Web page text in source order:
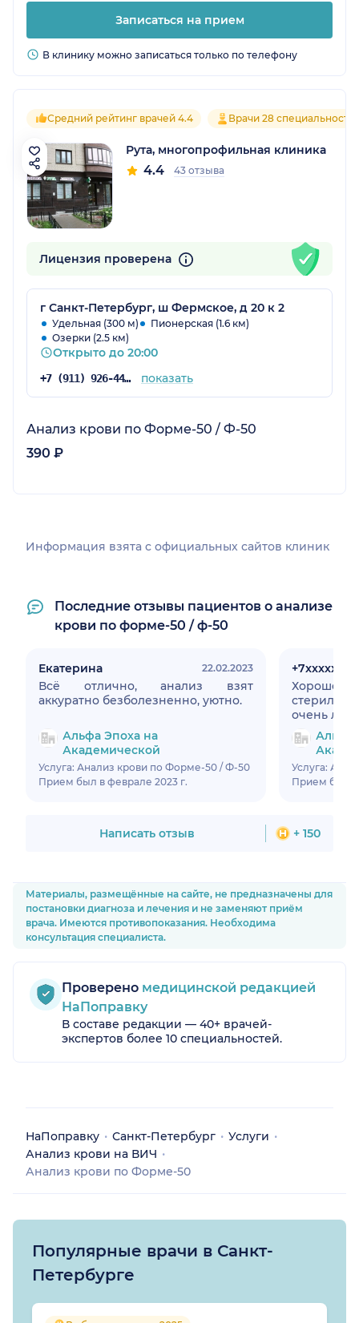
Записаться на прием
В клинику можно записаться только по телефону
Средний рейтинг врачей 4.4 Врачи 28
Рута, многопрофильная клиника
4.4 43 отзыва
Лицензия проверена
г Санкт-Петербург, ш Фермское, д 20 к 2
Удельная (300 м)
Пионерская (1.6 км)
Озерки (2.5 км)
Открыто до 20:00
+7 (911) 926-44-03 показать
Анализ крови по Форме-50 / Ф-50
390 ₽
Информация взята c официальных сайтов клиник
Последние отзывы пациентов о анализе
крови по форме-50 / ф-50
Екатерина 22.02.2023
Всё отлично, анализ взят
аккуратно безболезненно, уютно.
Альфа Эпоха на
Академической
Услуга: Анализ крови по Форме-50 / Ф-50
Прием был в феврале 2023 г.
очень
Альфа
Услуга:
Прием был в
Написать отзыв + 150
Материалы, размещённые на сайте, не предназначены для
постановки диагноза и лечения и не заменяют приём
врача. Имеются противопоказания. Необходима
консультация специалиста.
Проверено медицинской редакцией
НаПоправку
В составе редакции — 40+ врачей-
экспертов более 10 специальностей.
НаПоправку Санкт-Петербург
Услуги
Анализ крови на ВИЧ
Анализ крови по Форме-50
Популярные врачи в Санкт-
Петербурге